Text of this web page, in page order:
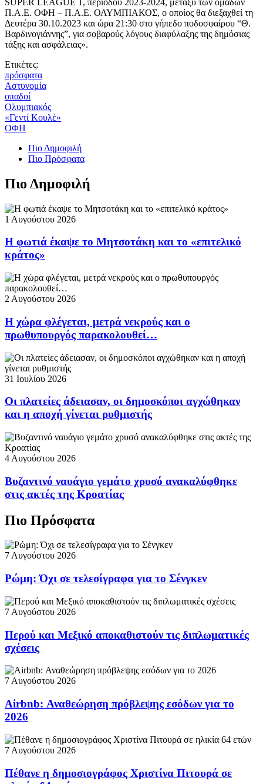
Π.Α.Ε. ΟΦΗ – Π.Α.Ε. ΟΛΥΜΠΙΑΚΟΣ, ο οποίος θα διεξαχθεί τη
Δευτέρα 30.10.2023 και ώρα 21:30 στο γήπεδο ποδοσφαίρου “Θ.
Βαρδινογιάννης”, για σοβαρούς λόγους διαφύλαξης της δημόσιας
τάξης και ασφάλειας».
Ετικέτες:
πρόσφατα
Αστυνομία
οπαδοί
Ολυμπιακός
«Γεντί Κουλέ»
ΟΦΗ
Πιο Δημοφιλή
Πιο Πρόσφατα
Πιο Δημοφιλή
1 Αυγούστου 2026
Η φωτιά έκαψε το Μητσοτάκη και το «επιτελικό
κράτος»
2 Αυγούστου 2026
Η χώρα φλέγεται, μετρά νεκρούς και ο
πρωθυπουργός παρακολουθεί…
31 Ιουλίου 2026
Οι πλατείες άδειασαν, οι δημοσκόποι αγχώθηκαν
και η αποχή γίνεται ρυθμιστής
4 Αυγούστου 2026
Βυζαντινό ναυάγιο γεμάτο χρυσό ανακαλύφθηκε
στις ακτές της Κροατίας
Πιο Πρόσφατα
7 Αυγούστου 2026
Ρώμη: Όχι σε τελεσίγραφα για το Σένγκεν
7 Αυγούστου 2026
Περού και Μεξικό αποκαθιστούν τις διπλωματικές
σχέσεις
7 Αυγούστου 2026
Airbnb: Αναθεώρηση πρόβλεψης εσόδων για το
2026
7 Αυγούστου 2026
Πέθανε η δημοσιογράφος Χριστίνα Πιτουρά σε